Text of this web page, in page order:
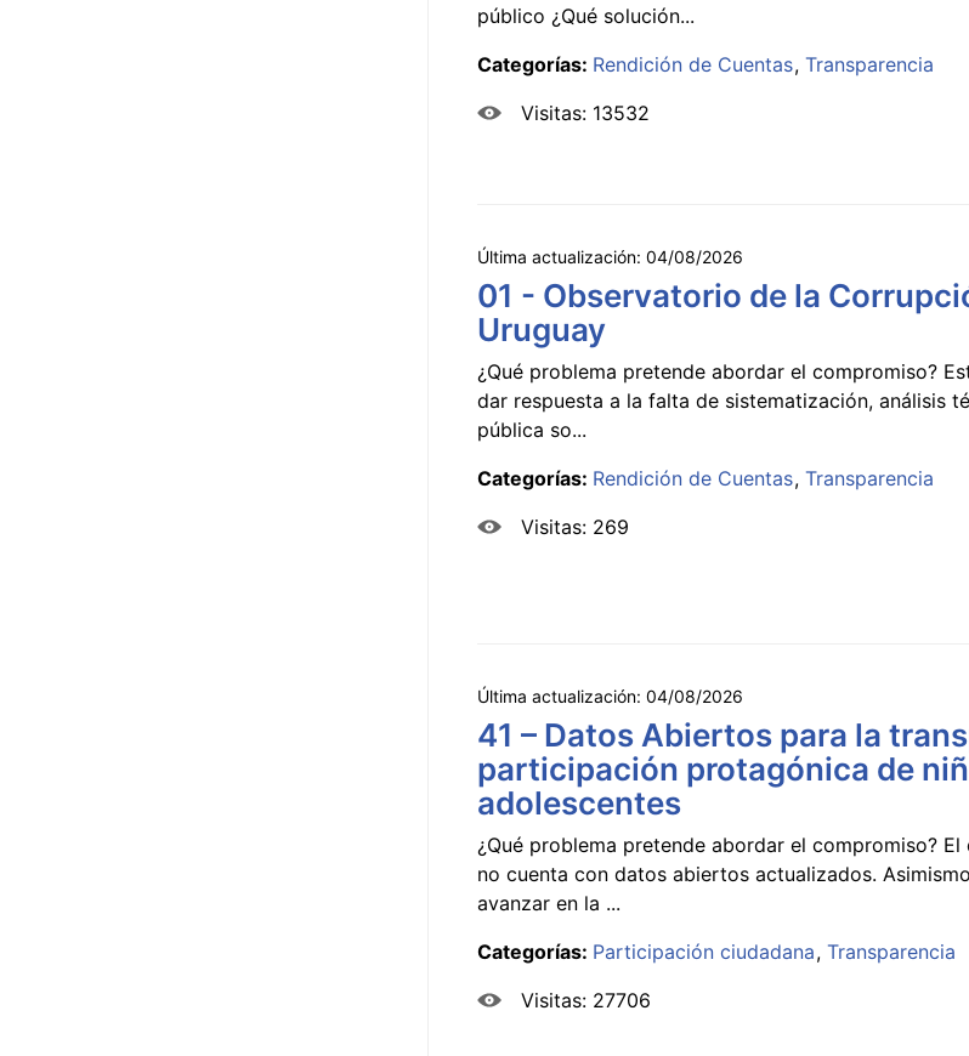
público ¿Qué solución...
Categorías: Rendición de Cuentas Transparencia
Visitas: 13532
Última actualización: 04/08/2026
01 - Observatorio de la
Uruguay
¿Qué problema pretende abordar el compromiso?
dar respuesta a la falta de sistematización, análisis
pública so...
Categorías: Rendición de Cuentas Transparencia
Visitas: 269
Última actualización: 04/08/2026
41 – Datos Abiertos para la
participación protagónica de
adolescentes
¿Qué problema pretende abordar el compromiso?
no cuenta con datos abiertos actualizados.
avanzar en la ...
Categorías: Participación ciudadana Transparencia
Visitas: 27706